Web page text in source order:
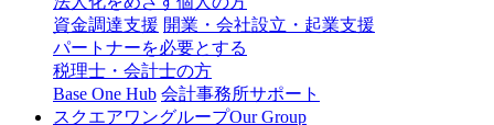
資金調達支援 開業・会社設立・起業支援
パートナーを必要とする
税理士・会計士の方
Base One Hub 会計事務所サポート
スクエアワングループOur Group